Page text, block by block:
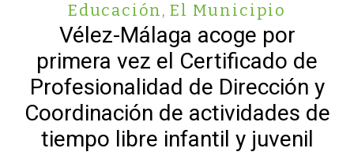
Educación, El Municipio
Vélez-Málaga acoge por
primera vez el Certificado de
Profesionalidad de Dirección y
Coordinación de actividades de
tiempo libre infantil y juvenil